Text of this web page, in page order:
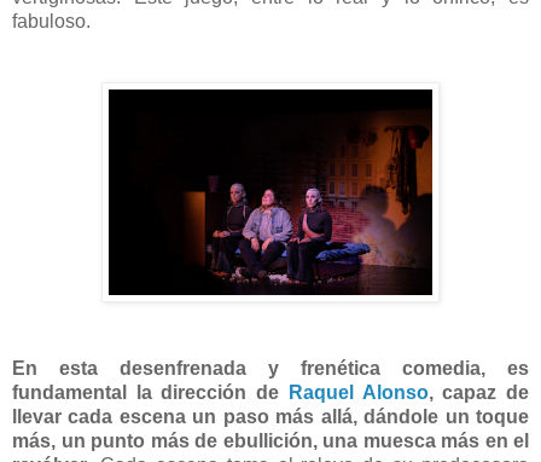
fabuloso.
En esta desenfrenada y frenética comedia, es
fundamental la dirección de
Raquel Alonso, capaz de
llevar cada escena un paso más allá, dándole un toque
más, un punto más de ebullición, una muesca más en el